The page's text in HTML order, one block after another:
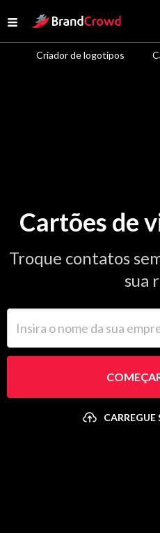
Open menu
Site Logo
Criador de logotipos
Cartões de
Troque contatos
sua
Carregue seu
CARREGUE